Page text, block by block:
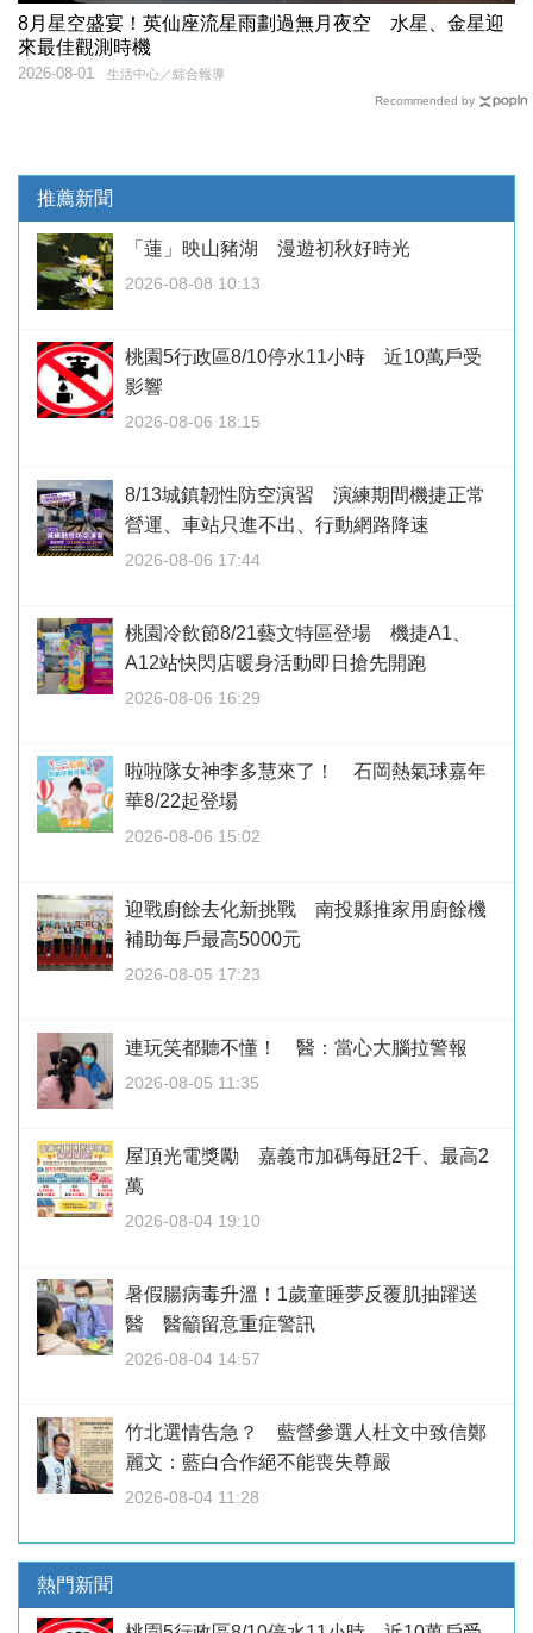
8月星空盛宴！英仙座流星雨劃過無月夜空 水星、金星迎
來最佳觀測時機
生活中心／綜合報導
2026-08-01
Recommended by
推薦新聞
「蓮」映山豬湖 漫遊初秋好時光
2026-08-08 10:13
桃園5行政區8/10停水11小時 近10萬戶受
影響
2026-08-06 18:15
8/13城鎮韌性防空演習 演練期間機捷正常
營運、車站只進不出、行動網路降速
2026-08-06 17:44
桃園冷飲節8/21藝文特區登場 機捷A1、
A12站快閃店暖身活動即日搶先開跑
2026-08-06 16:29
啦啦隊女神李多慧來了！ 石岡熱氣球嘉年
華8/22起登場
2026-08-06 15:02
迎戰廚餘去化新挑戰 南投縣推家用廚餘機
補助每戶最高5000元
2026-08-05 17:23
連玩笑都聽不懂！ 醫：當心大腦拉警報
2026-08-05 11:35
屋頂光電獎勵 嘉義市加碼每瓩2千、最高2
萬
2026-08-04 19:10
暑假腸病毒升溫！1歲童睡夢反覆肌抽躍送
醫 醫籲留意重症警訊
2026-08-04 14:57
竹北選情告急？ 藍營參選人杜文中致信鄭
麗文：藍白合作絕不能喪失尊嚴
2026-08-04 11:28
熱門新聞